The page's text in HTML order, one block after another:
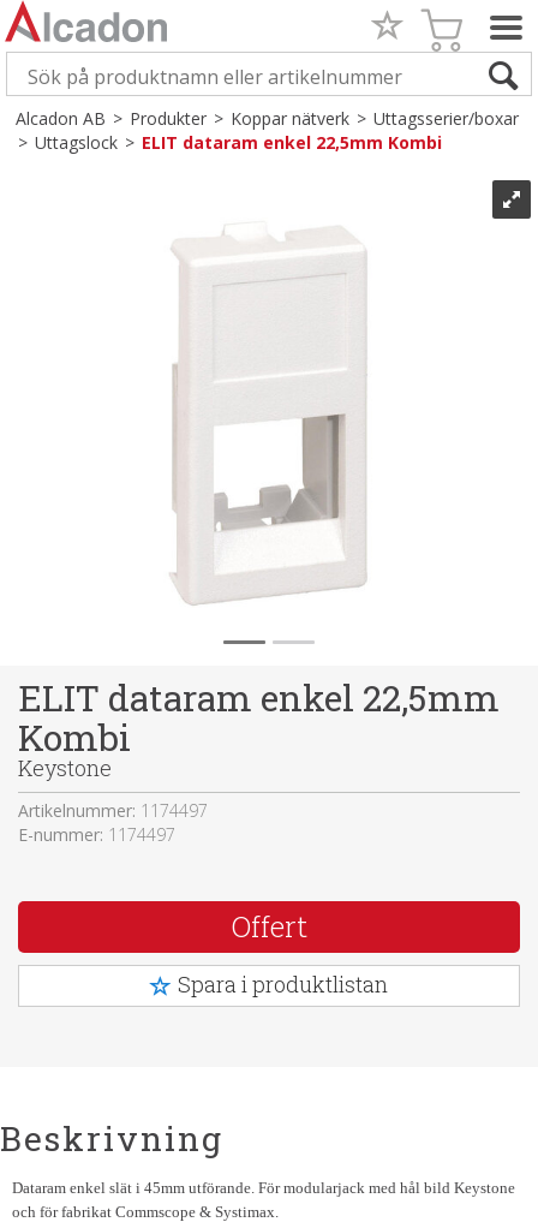
Alcadon AB>Produkter>Koppar nätverk>Uttagsserier/boxar
>Uttagslock>ELIT dataram enkel 22,5mm Kombi
ELIT dataram enkel 22,5mm
Kombi
Keystone
Artikelnummer: 1174497
E-nummer: 1174497
Offert
Spara i produktlistan
Beskrivning
Dataram enkel slät i 45mm utförande. För modularjack med hål bild Keystone
och för fabrikat Commscope & Systimax.